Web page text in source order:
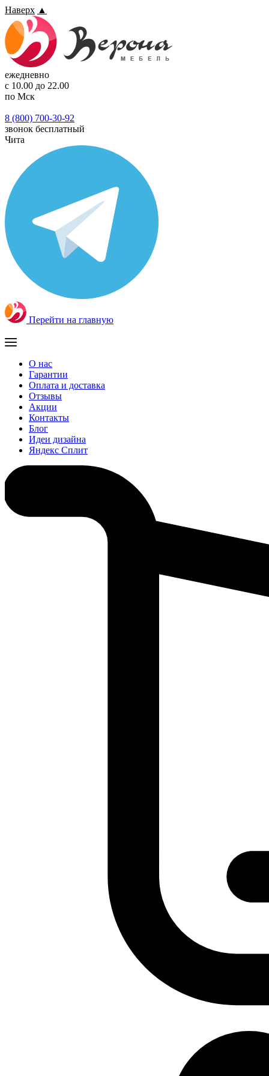
Наверх ▲
ежедневно
с 10.00 до 22.00
по Мск
8 (800) 700-30-92
звонок бесплатный
Чита
Перейти на главную
О нас
Гарантии
Оплата и доставка
Отзывы
Акции
Контакты
Блог
Идеи дизайна
Яндекс Сплит